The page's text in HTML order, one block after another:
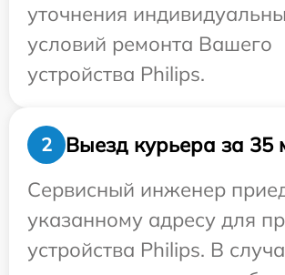
уточнения
условий ремонта Вашего
устройства Philips.
2
Выезд курьера за 35
Сервисный инженер
указанному адресу для
устройства Philips. В